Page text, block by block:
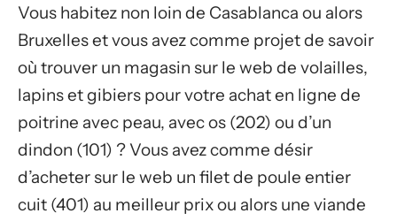
Vous habitez non loin de Casablanca ou alors
Bruxelles et vous avez comme projet de savoir
où trouver un magasin sur le web de volailles,
lapins et gibiers pour votre achat en ligne de
poitrine avec peau, avec os (202) ou d’un
dindon (101) ? Vous avez comme désir
d’acheter sur le web un filet de poule entier
cuit (401) au meilleur prix ou alors une viande